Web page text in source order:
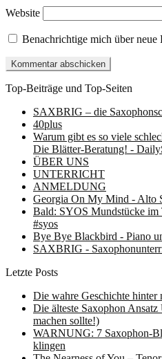
Website
Benachrichtige mich über
Top-Beiträge und Top-Seiten
SAXBRIG – die
40plus
Warum gibt es so viele
Die Blätter-Beratung! -
ÜBER UNS
UNTERRICHT
ANMELDUNG
Georgia On My Mind - Alto
Bald: SYOS Mundstücke im
#syos
Bye Bye Blackbird - Piano
SAXBRIG -
Letzte Posts
Die wahre Geschichte hinter
Die älteste Saxophon
machen sollte!)
WARNUNG: 7 Saxophon-
klingen